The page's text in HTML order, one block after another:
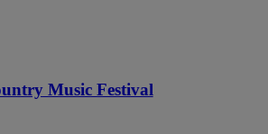
Music Festival